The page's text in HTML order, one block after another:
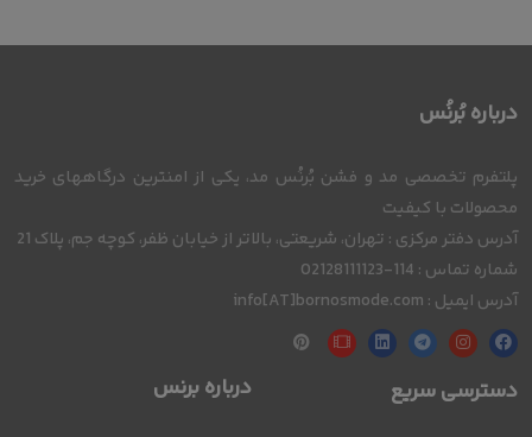
درباره بُرنُس
پلتفرم تخصصی مد و فشن بُرنُس مد، یکی از امنترین درگاههای خرید
محصولات با کیفیت
آدرس دفتر مرکزی : تهران، شریعتی، بالاتر از خیابان ظفر، کوچه جم، پلاک 21
شماره تماس : 114-02128111123
آدرس ایمیل : info[AT]bornosmode.com
دسترسی سریع درباره برنس